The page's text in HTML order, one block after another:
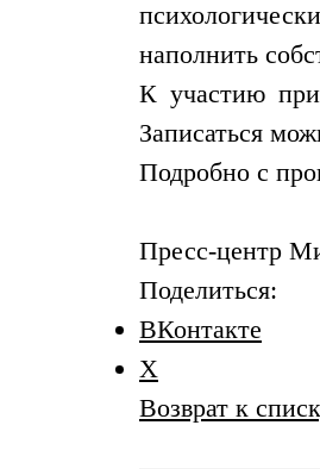
наполнить
К участию
Записаться
Подробно с
Пресс-центр
Поделиться:
ВКонтакте
X
Возврат к